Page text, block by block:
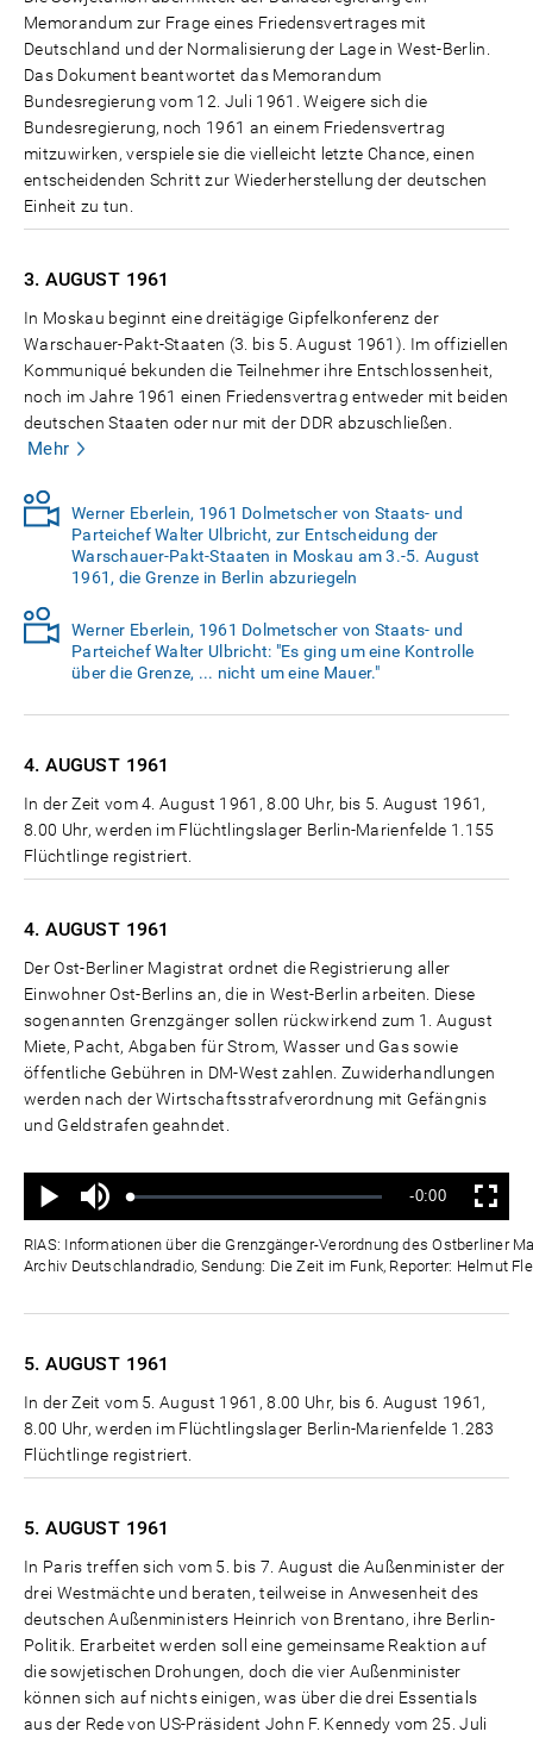
Memorandum zur Frage eines Friedensvertrages mit
Deutschland und der Normalisierung der Lage in West-Berlin.
Das Dokument beantwortet das Memorandum
Bundesregierung vom 12. Juli 1961. Weigere sich die
Bundesregierung, noch 1961 an einem Friedensvertrag
mitzuwirken, verspiele sie die vielleicht letzte Chance, einen
entscheidenden Schritt zur Wiederherstellung der deutschen
Einheit zu tun.
3. AUGUST 1961
In Moskau beginnt eine dreitägige Gipfelkonferenz der
Warschauer-Pakt-Staaten (3. bis 5. August 1961). Im offiziellen
Kommuniqué bekunden die Teilnehmer ihre Entschlossenheit,
noch im Jahre 1961 einen Friedensvertrag entweder mit beiden
deutschen Staaten oder nur mit der DDR abzuschließen.
Mehr
Werner Eberlein, 1961 Dolmetscher von Staats- und
Parteichef Walter Ulbricht, zur Entscheidung der
Warschauer-Pakt-Staaten in Moskau am 3.-5. August
1961, die Grenze in Berlin abzuriegeln
Werner Eberlein, 1961 Dolmetscher von Staats- und
Parteichef Walter Ulbricht: "Es ging um eine Kontrolle
über die Grenze, ... nicht um eine Mauer."
4. AUGUST 1961
In der Zeit vom 4. August 1961, 8.00 Uhr, bis 5. August 1961,
8.00 Uhr, werden im Flüchtlingslager Berlin-Marienfelde 1.155
Flüchtlinge registriert.
4. AUGUST 1961
Der Ost-Berliner Magistrat ordnet die Registrierung aller
Einwohner Ost-Berlins an, die in West-Berlin arbeiten. Diese
sogenannten Grenzgänger sollen rückwirkend zum 1. August
Miete, Pacht, Abgaben für Strom, Wasser und Gas sowie
öffentliche Gebühren in DM-West zahlen. Zuwiderhandlungen
werden nach der Wirtschaftsstrafverordnung mit Gefängnis
und Geldstrafen geahndet.
Wiedergabe
Ton
aus
Geladen:
Status:
Verbleibende
Zeit
-0:00 Vollbild
RIAS: Informationen über die Grenzgänger-Verordnung des Ostberliner
Archiv Deutschlandradio, Sendung: Die Zeit im Funk, Reporter: Helmut
5. AUGUST 1961
In der Zeit vom 5. August 1961, 8.00 Uhr, bis 6. August 1961,
8.00 Uhr, werden im Flüchtlingslager Berlin-Marienfelde 1.283
Flüchtlinge registriert.
5. AUGUST 1961
In Paris treffen sich vom 5. bis 7. August die Außenminister der
drei Westmächte und beraten, teilweise in Anwesenheit des
deutschen Außenministers Heinrich von Brentano, ihre Berlin-
Politik. Erarbeitet werden soll eine gemeinsame Reaktion auf
die sowjetischen Drohungen, doch die vier Außenminister
können sich auf nichts einigen, was über die drei Essentials
aus der Rede von US-Präsident John F. Kennedy vom 25. Juli